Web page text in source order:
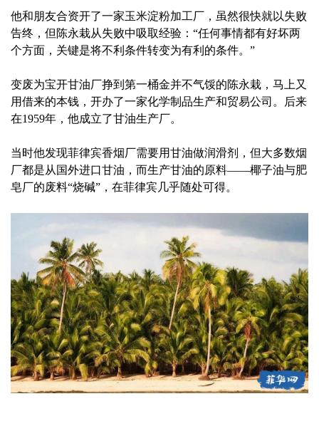
他和朋友合资开了一家玉米淀粉加工厂，虽然很快就以失败
告终，但陈永栽从失败中吸取经验：“任何事情都有好坏两
个方面，关键是将不利条件转变为有利的条件。”
变废为宝开甘油厂挣到第一桶金并不气馁的陈永栽，马上又
用借来的本钱，开办了一家化学制品生产和贸易公司。后来
在1959年，他成立了甘油生产厂。
当时他发现菲律宾香烟厂需要用甘油做润滑剂，但大多数烟
厂都是从国外进口甘油，而生产甘油的原料——椰子油与肥
皂厂的废料“烧碱”，在菲律宾几乎随处可得。